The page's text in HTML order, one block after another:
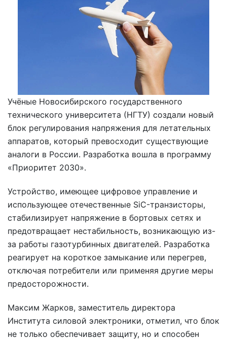
Учёные Новосибирского государственного
технического университета (НГТУ) создали новый
блок регулирования напряжения для летательных
аппаратов, который превосходит существующие
аналоги в России. Разработка вошла в программу
«Приоритет 2030».
Устройство, имеющее цифровое управление и
использующее отечественные SiC-транзисторы,
стабилизирует напряжение в бортовых сетях и
предотвращает нестабильность, возникающую из-
за работы газотурбинных двигателей. Разработка
реагирует на короткое замыкание или перегрев,
отключая потребители или применяя другие меры
предосторожности.
Максим Жарков, заместитель директора
Института силовой электроники, отметил, что блок
не только обеспечивает защиту, но и способен